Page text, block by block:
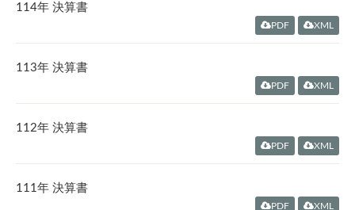
114年 決算書
PDF XML
113年 決算書
PDF XML
112年 決算書
PDF XML
111年 決算書
PDF XML